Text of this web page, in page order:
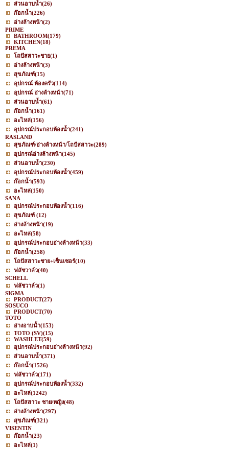
ส่วนอาบน้ำ(26)
ก๊อกน้ำ(226)
อ่างล้างหน้า(2)
PRIME
BATHROOM(179)
KITCHEN(18)
PREMA
โถปัสสาวะชาย(1)
อ่างล้างหน้า(3)
สุขภัณฑ์(15)
อุปกรณ์ ห้องครัว(114)
อุปกรณ์ อ่างล้างหน้า(71)
ส่วนอาบน้ำ(61)
ก๊อกน้ำ(161)
อะไหล่(156)
อุปกรณ์ประกอบห้องน้ำ(241)
RASLAND
สุขภัณฑ์/อ่างล้างหน้า/โถปัสสาวะ(289)
อุปกรณ์อ่างล้างหน้า(145)
ส่วนอาบน้ำ(230)
อุปกรณ์ประกอบห้องน้ำ(459)
ก๊อกน้ำ(593)
อะไหล่(150)
SANA
อุปกรณ์ประกอบห้องน้ำ(116)
สุขภัณฑ์ (12)
อ่างล้างหน้า(19)
อะไหล่(58)
อุปกรณ์ประกอบอ่างล้างหน้า(33)
ก๊อกน้ำ(258)
โถปัสสาวะชาย+เซ็นเซอร์(10)
ฟลัชวาล์ว(40)
SCHELL
ฟลัชวาล์ว(1)
SIGMA
PRODUCT(27)
SOSUCO
PRODUCT(70)
TOTO
อ่างอาบน้ำ(153)
TOTO (SV)(15)
WASHLET(59)
อุปกรณ์ประกอบอ่างล้างหน้า(92)
ส่วนอาบน้ำ(371)
ก๊อกน้ำ(1526)
ฟลัชวาล์ว(171)
อุปกรณ์ประกอบห้องน้ำ(332)
อะไหล่(1242)
โถปัสสาวะ ชาย/หญิง(48)
อ่างล้างหน้า(297)
สุขภัณฑ์(321)
VISENTIN
ก๊อกน้ำ(23)
อะไหล่(1)